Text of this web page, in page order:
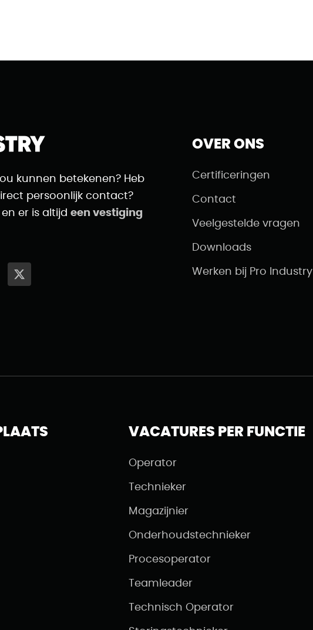
kunnen betekenen? Heb
persoonlijk contact?
er is altijd een vestiging
OVER ONS
Certificeringen
Contact
Veelgestelde vragen
Downloads
Werken bij Pro Industry
VACATURES PER FUNCTIE
Operator
Technieker
Magazijnier
Onderhoudstechnieker
Procesoperator
Teamleader
Technisch Operator